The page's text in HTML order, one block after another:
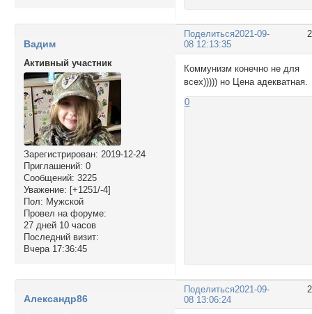
Поделиться2021-09-
08 12:13:35
Вадим
Активный участник
Зарегистрирован: 2019-12-24
Приглашений: 0
Сообщений: 3225
Уважение: [+1251/-4]
Пол: Мужской
Провел на форуме:
27 дней 10 часов
Последний визит:
Вчера 17:36:45
Коммунизм конечно не для
всех))))) но Цена адекватная.
0
Поделиться2021-09-
08 13:06:24
Александр86